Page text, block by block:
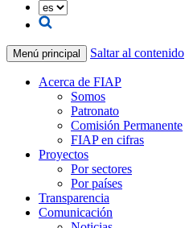
Menú principal Saltar al contenido
Acerca de FIAP
Somos
Patronato
Comisión Permanente
FIAP en cifras
Proyectos
Por sectores
Por países
Transparencia
Comunicación